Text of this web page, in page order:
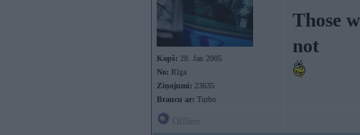
Kopš: 28. Jan 2005
No: Rīga
Ziņojumi: 23635
Braucu ar: Turbo
Those
not